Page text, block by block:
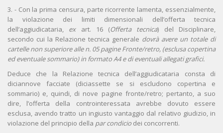
3. - Con la prima censura, parte ricorrente lamenta, essenzialmente,
la violazione dei limiti dimensionali dell’offerta tecnica
dell’aggiudicataria, ex art. 16 (Offerta tecnica) del Disciplinare,
secondo cui la Relazione tecnica generale dovrà avere un totale di
cartelle non superiore alle n. 05 pagine Fronte/retro, (esclusa copertina
ed eventuale sommario) in formato A4 e di eventuali allegati grafici.
Deduce che la Relazione tecnica dell’aggiudicataria consta di
diciannove facciate (diciassette se si escludono copertina e
sommario) e, quindi, di nove pagine fronte/retro; pertanto, a suo
dire, l’offerta della controinteressata avrebbe dovuto essere
esclusa, avendo tratto un ingiusto vantaggio dal relativo giudizio, in
violazione del principio della par condicio dei concorrenti.